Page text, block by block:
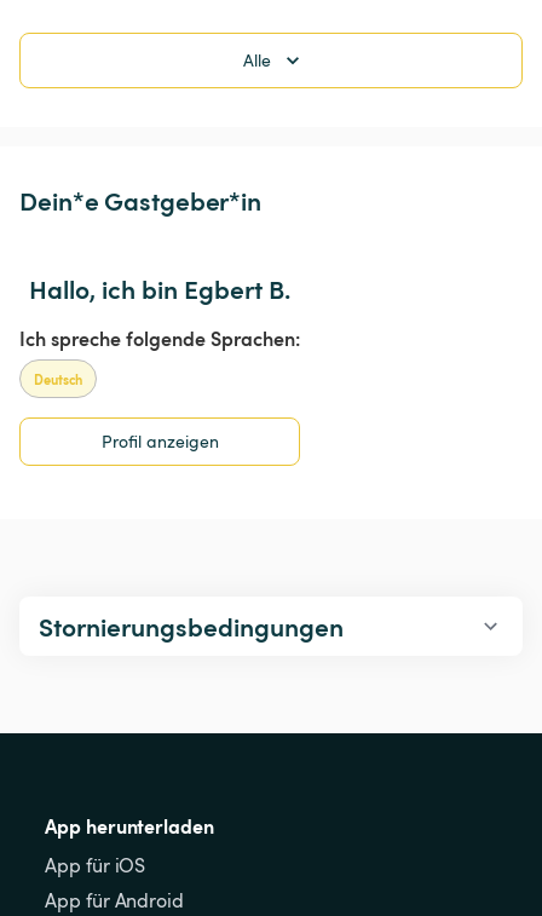
Alle
Dein*e Gastgeber*in
Hallo, ich bin Egbert B.
Ich spreche folgende Sprachen:
Deutsch
Profil anzeigen
Stornierungsbedingungen
App herunterladen
App für iOS
App für Android